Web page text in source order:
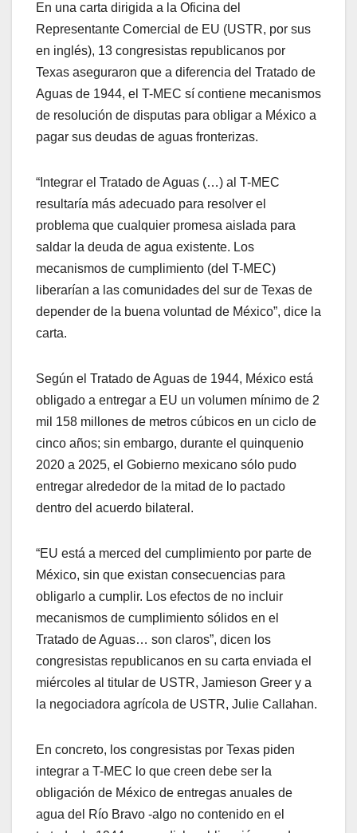
En una carta dirigida a la Oficina del
Representante Comercial de EU (USTR, por sus
en inglés), 13 congresistas republicanos por
Texas aseguraron que a diferencia del Tratado de
Aguas de 1944, el T-MEC sí contiene mecanismos
de resolución de disputas para obligar a México a
pagar sus deudas de aguas fronterizas.
“Integrar el Tratado de Aguas (…) al T-MEC
resultaría más adecuado para resolver el
problema que cualquier promesa aislada para
saldar la deuda de agua existente. Los
mecanismos de cumplimiento (del T-MEC)
liberarían a las comunidades del sur de Texas de
depender de la buena voluntad de México”, dice la
carta.
Según el Tratado de Aguas de 1944, México está
obligado a entregar a EU un volumen mínimo de 2
mil 158 millones de metros cúbicos en un ciclo de
cinco años; sin embargo, durante el quinquenio
2020 a 2025, el Gobierno mexicano sólo pudo
entregar alrededor de la mitad de lo pactado
dentro del acuerdo bilateral.
“EU está a merced del cumplimiento por parte de
México, sin que existan consecuencias para
obligarlo a cumplir. Los efectos de no incluir
mecanismos de cumplimiento sólidos en el
Tratado de Aguas… son claros”, dicen los
congresistas republicanos en su carta enviada el
miércoles al titular de USTR, Jamieson Greer y a
la negociadora agrícola de USTR, Julie Callahan.
En concreto, los congresistas por Texas piden
integrar a T-MEC lo que creen debe ser la
obligación de México de entregas anuales de
agua del Río Bravo -algo no contenido en el